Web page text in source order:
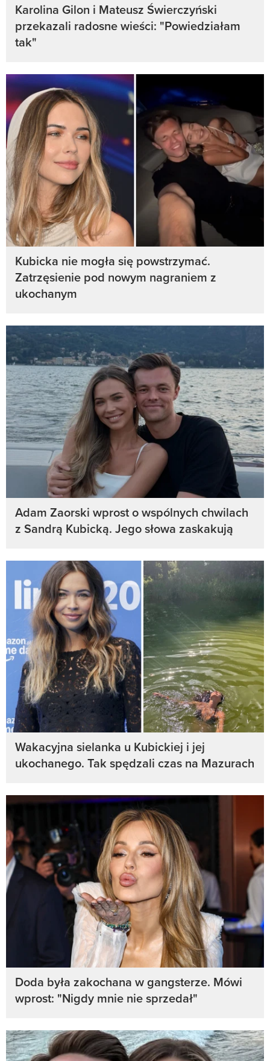
Karolina Gilon i Mateusz Świerczyński
przekazali radosne wieści: "Powiedziałam
tak"
Kubicka nie mogła się powstrzymać.
Zatrzęsienie pod nowym nagraniem z
ukochanym
Adam Zaorski wprost o wspólnych chwilach
z Sandrą Kubicką. Jego słowa zaskakują
Wakacyjna sielanka u Kubickiej i jej
ukochanego. Tak spędzali czas na Mazurach
Doda była zakochana w gangsterze. Mówi
wprost: "Nigdy mnie nie sprzedał"